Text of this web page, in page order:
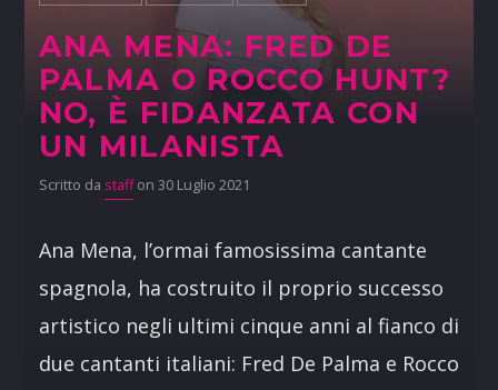
ANA MENA: FRED DE
PALMA O ROCCO HUNT?
NO, È FIDANZATA CON
UN MILANISTA
Scritto da staffon 30 Luglio 2021
Ana Mena, l’ormai famosissima cantante
spagnola, ha costruito il proprio successo
artistico negli ultimi cinque anni al fianco di
due cantanti italiani: Fred De Palma e Rocco